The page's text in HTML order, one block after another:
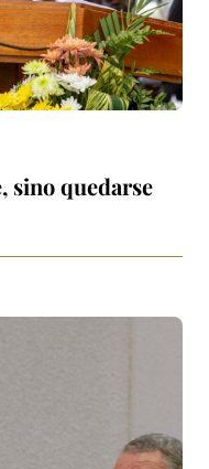
sino quedarse